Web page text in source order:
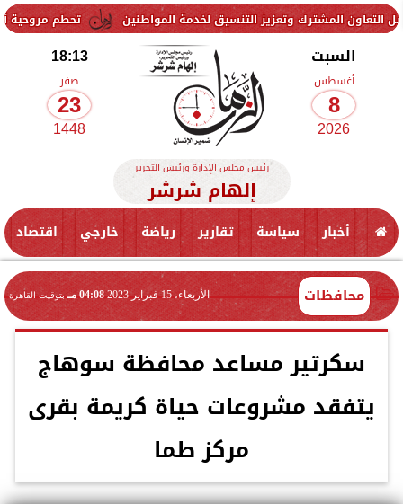
تحطم مروحية أثناء مكافحة وتعزيز التنسيق لخدمة المواطنين
السبت
أغسطس
8
2026
18:13
صفر
23
1448
رئيس مجلس الإدارة ورئيس التحرير
إلهام شرشر
أخبار سياسة تقارير رياضة خارجي اقتصاد
محافظات الأربعاء، 15 فبراير 2023 04:08 مـ بتوقيت القاهرة
سكرتير مساعد محافظة سوهاج
يتفقد مشروعات حياة كريمة بقرى
مركز طما